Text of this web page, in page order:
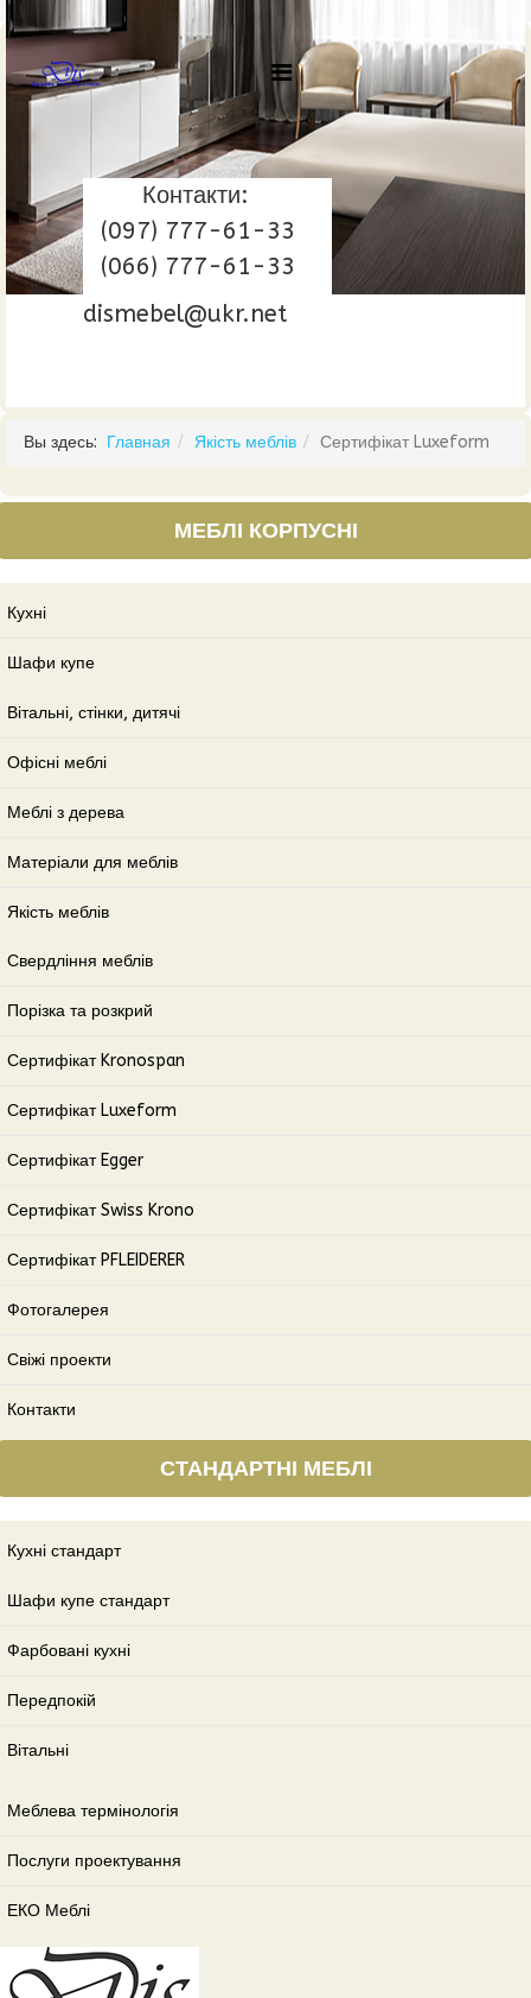
Контакти:
(097) 777-61-33
(066) 777-61-33
dismebel@ukr.net
Вы здесь: Главная Якість меблів Сертифікат Luxeform
МЕБЛІ КОРПУСНІ
Кухні
Шафи купе
Вітальні, стінки, дитячі
Офісні меблі
Меблі з дерева
Матеріали для меблів
Якість меблів
Свердління меблів
Порізка та розкрий
Сертифікат Kronospan
Сертифікат Luxeform
Сертифікат Egger
Сертифікат Swiss Krono
Сертифікат PFLEIDERER
Фотогалерея
Свіжі проекти
Контакти
СТАНДАРТНІ МЕБЛІ
Кухні стандарт
Шафи купе стандарт
Фарбовані кухні
Передпокій
Вітальні
Меблева термінологія
Послуги проектування
ЕКО Меблі